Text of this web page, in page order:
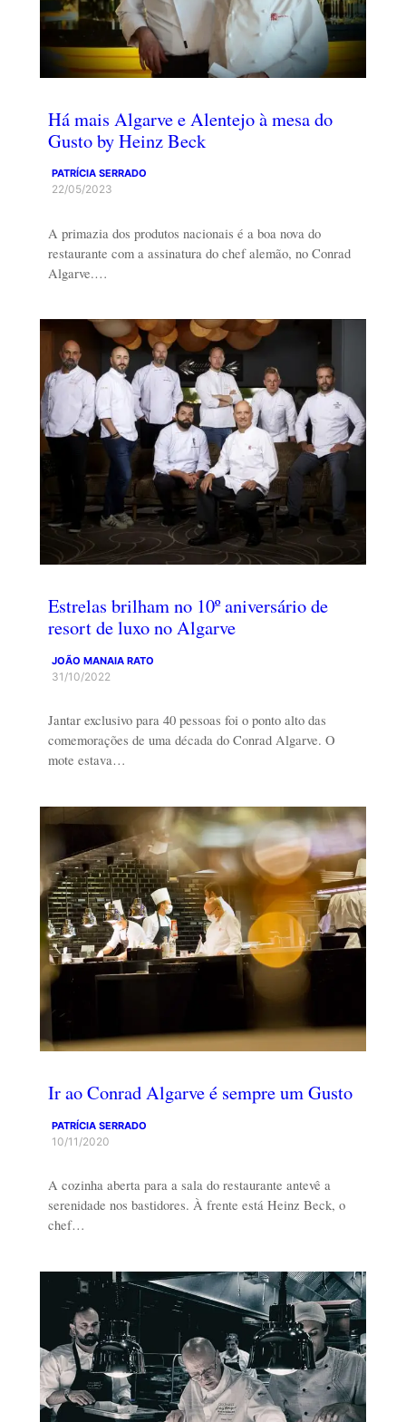
Há mais Algarve e Alentejo à mesa do
Gusto by Heinz Beck
PATRÍCIA SERRADO
22/05/2023
A primazia dos produtos nacionais é a boa nova do
restaurante com a assinatura do chef alemão, no Conrad
Algarve.…
Estrelas brilham no 10º aniversário de
resort de luxo no Algarve
JOÃO MANAIA RATO
31/10/2022
Jantar exclusivo para 40 pessoas foi o ponto alto das
comemorações de uma década do Conrad Algarve. O
mote estava…
Ir ao Conrad Algarve é sempre um Gusto
PATRÍCIA SERRADO
10/11/2020
A cozinha aberta para a sala do restaurante antevê a
serenidade nos bastidores. À frente está Heinz Beck, o
chef…